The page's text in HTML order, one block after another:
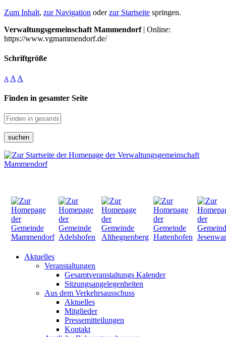
Zum Inhalt, zur Navigation oderzur Startseite springen.
Verwaltungsgemeinschaft Mammendorf| Online:
https://www.vgmammendorf.de/
Schriftgröße
A A A
Finden in gesamter Seite
suchen
Aktuelles
Veranstaltungen
Gesamtveranstaltungs Kalender
Sitzungsangelegenheiten
Aus dem Verkehrsausschuss
Aktuelles
Mitglieder
Pressemitteilungen
Kontakt